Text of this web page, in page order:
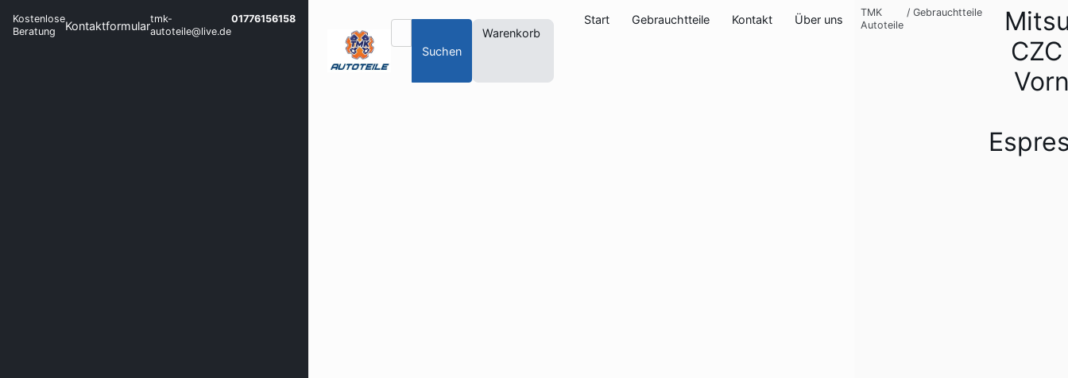
Kostenlose
Beratung
Kontaktformulartmk-
autoteile@live.de
01776156158
Suchen
Warenkorb
Start Gebrauchtteile Kontakt Über uns
TMK
Autoteile
/ Gebrauchtteile